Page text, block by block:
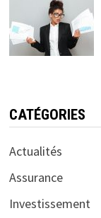
CATÉGORIES
Actualités
Assurance
Investissement